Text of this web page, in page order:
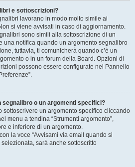
e sottoscrizioni?
lavorano in modo molto simile ai
si viene avvisati in caso di aggiornamento.
sono simili alla sottoscrizione di un
una notifica quando un argomento segnalibro
tuttavia, ti comunicherà quando c’è un
o in un forum della Board. Opzioni di
possono essere configurate nel Pannello
o un argomenti specifici?
sottoscrivere un argomento specifico cliccando
menu a tendina “Strumenti argomento”,
e inferiore di un argomento.
la voce “Avvisami via email quando si
sarà anche sottoscritto